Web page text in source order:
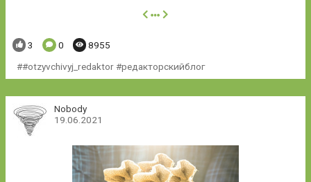
далее
Понравилось:
3 Комментариев:
0 Просмотров:
8955
#otzyvchivyj_redaktor #редакторскийблог
Nobody
19.06.2021